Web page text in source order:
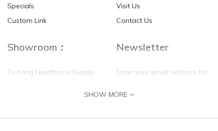
Specials
Custom Link
Visit Us
Contact Us
Showroom：
Fu Kang Healthcare Supply
Flat G, 4 Floor, Shui Sum
Newsletter
Enter your email address for
self update
SHOW MORE